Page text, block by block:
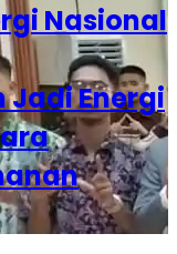
Nasional
Energi